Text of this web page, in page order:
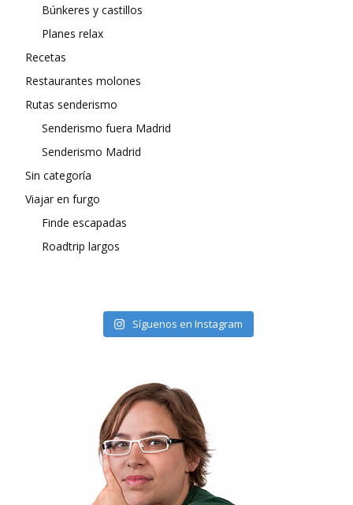
Búnkeres y castillos
Planes relax
Recetas
Restaurantes molones
Rutas senderismo
Senderismo fuera Madrid
Senderismo Madrid
Sin categoría
Viajar en furgo
Finde escapadas
Roadtrip largos
Síguenos en Instagram